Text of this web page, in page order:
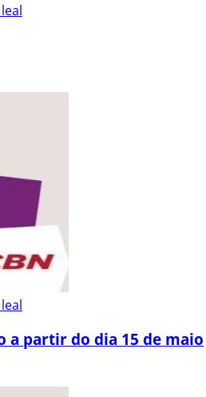
a partir do dia 15 de maio